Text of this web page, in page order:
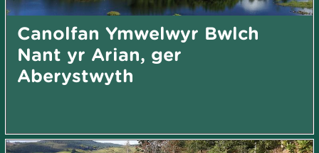
Canolfan Ymwelwyr Bwlch
Nant yr Arian, ger
Aberystwyth